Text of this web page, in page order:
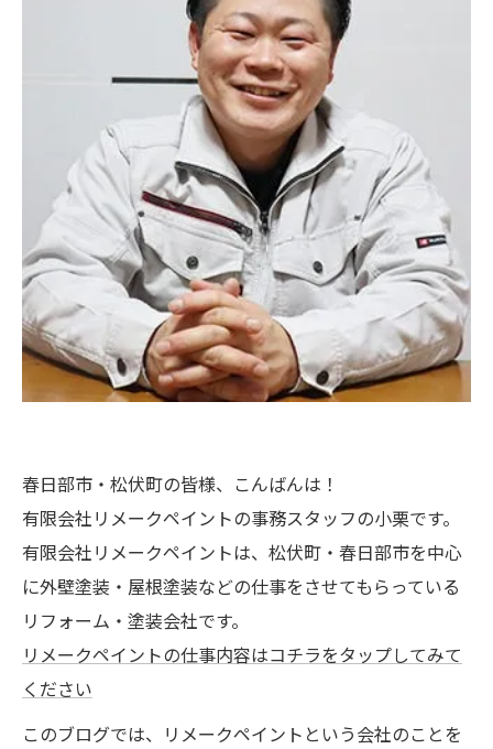
春日部市・松伏町の皆様、こんばんは！
有限会社リメークペイントの事務スタッフの小栗です。
有限会社リメークペイントは、松伏町・春日部市を中心
に外壁塗装・屋根塗装などの仕事をさせてもらっている
リフォーム・塗装会社です。
リメークペイントの仕事内容はコチラをタップしてみて
ください
このブログでは、リメークペイントという会社のことを